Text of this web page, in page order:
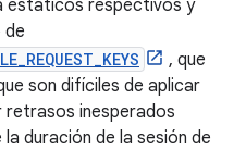
estáticos respectivos y
de
, que
son difíciles de aplicar
retrasos inesperados
duración de la sesión de